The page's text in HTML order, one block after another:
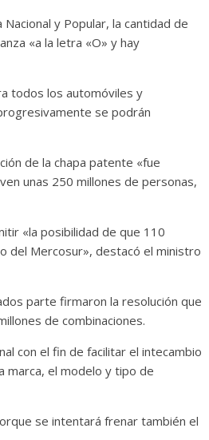
y Popular, la cantidad de
«a la letra «O» y hay
todos los automóviles y
se podrán
de la chapa patente «fue
unas 250 millones de personas,
«la posibilidad de que 110
del Mercosur», destacó el ministro
parte firmaron la resolución que
de combinaciones.
con el fin de facilitar el intecambio
marca, el modelo y tipo de
se intentará frenar también el